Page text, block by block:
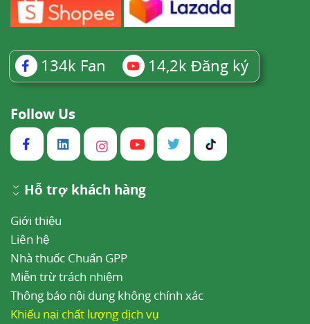
134k Fan 14,2k Đăng ký
Follow Us
Hỗ trợ khách hàng
Giới thiệu
Liên hệ
Nhà thuốc Chuẩn GPP
Miễn trừ trách nhiệm
Thông báo nội dung không chính xác
Khiếu nại chất lượng dịch vụ